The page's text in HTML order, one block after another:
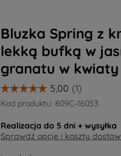
Bluzka Spring z
lekką bufką w
granatu w kwiaty
Kod produktu: 809C-16053
Realizacja do 5 dni + wysyłka
Sprawdź opcje i koszty